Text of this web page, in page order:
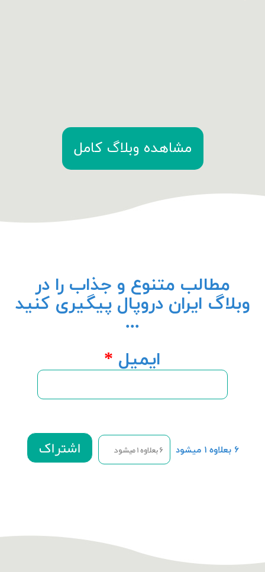
مشاهده وبلاگ کامل
مطالب متنوع و جذاب را در
وبلاگ ایران دروپال پیگیری کنید
...
ایمیل *
۶ بعلاوه ۱ میشود